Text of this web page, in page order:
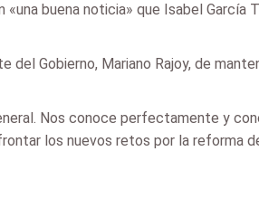
buena noticia» que Isabel García
Gobierno, Mariano Rajoy, de
Nos conoce perfectamente y
los nuevos retos por la reforma